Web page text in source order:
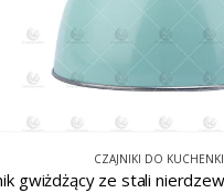
CZAJNIKI DO KUCHENKI